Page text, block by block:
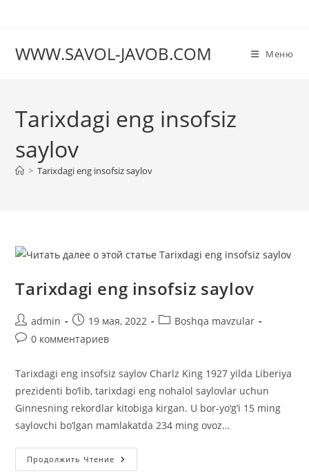
WWW.SAVOL-JAVOB.COM Меню
Tarixdagi eng insofsiz
saylov
> Tarixdagi eng insofsiz saylov
Tarixdagi eng insofsiz saylov
Автор
записи:
admin
Запись
опубликована:
19 мая, 2022
Рубрика
Boshqa mavzular
Комментарии
записи:
0 комментариев
Tarixdagi eng insofsiz saylov Charlz King 1927 yilda Liberiya
prezidenti bo‘lib, tarixdagi eng nohalol saylovlar uchun
Ginnesning rekordlar kitobiga kirgan. U bor-yo‘g‘i 15 ming
saylovchi bo‘lgan mamlakatda 234 ming ovoz…
Продолжить Чтение Tarixdagi
Eng